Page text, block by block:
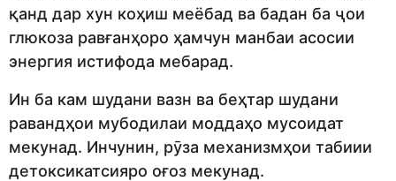
қанд дар хун коҳиш меёбад ва бадан ба ҷои
глюкоза равғанҳоро ҳамчун манбаи асосии
энергия истифода мебарад.
Ин ба кам шудани вазн ва беҳтар шудани
равандҳои мубодилаи моддаҳо мусоидат
мекунад. Инчунин, рӯза механизмҳои табиии
детоксикатсияро оғоз мекунад.